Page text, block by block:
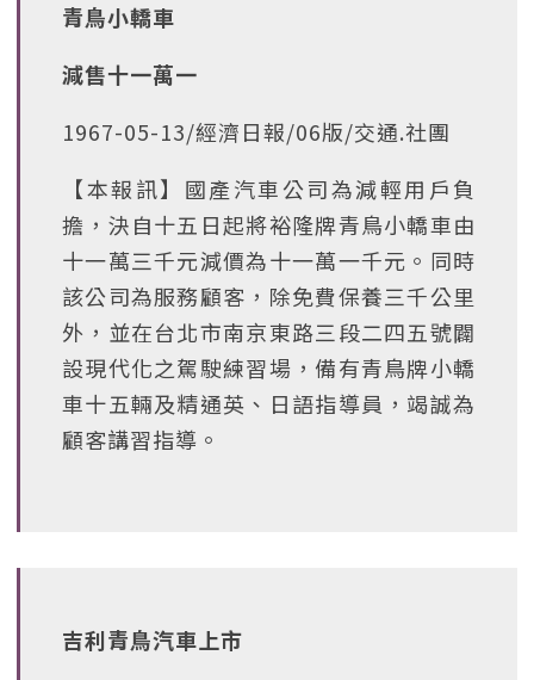
青鳥小轎車
減售十一萬一
1967-05-13/經濟日報/06版/交通.社團
【本報訊】國產汽車公司為減輕用戶負
擔，決自十五日起將裕隆牌青鳥小轎車由
十一萬三千元減價為十一萬一千元。同時
該公司為服務顧客，除免費保養三千公里
外，並在台北市南京東路三段二四五號闢
設現代化之駕駛練習場，備有青鳥牌小轎
車十五輛及精通英、日語指導員，竭誠為
顧客講習指導。
吉利青鳥汽車上市